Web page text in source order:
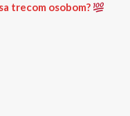
trecom osobom?